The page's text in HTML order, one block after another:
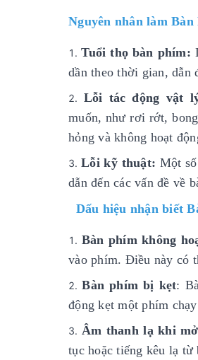
Nguyên nhân làm
Tuổi thọ bàn phím:
dần theo thời gian, dẫn
Lỗi tác động vật
muốn, như rơi rớt,
hỏng và không hoạt
Lỗi kỹ thuật: Một
dẫn đến các vấn đề về
Dấu hiệu nhận biết
Bàn phím không
vào phím. Điều này có
Bàn phím bị kẹt:
động kẹt một phím
Âm thanh lạ khi
tục hoặc tiếng kêu lạ từ